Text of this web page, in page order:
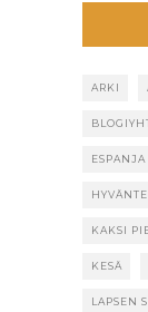
ARKI
ESPANJA
KAKSI
KESÄ
LAPSEN